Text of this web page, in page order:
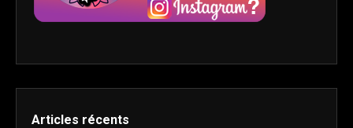
Articles récents